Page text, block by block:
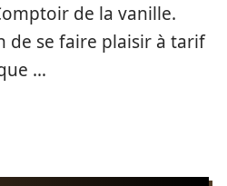
de la vanille.
de se faire plaisir à tarif
…